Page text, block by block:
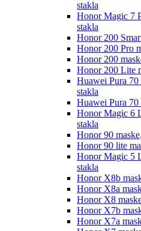
stakla
Honor Magic 7
stakla
Honor 200
Honor 200 Pro
Honor 200
Honor 200 Lite
Huawei Pura 70
stakla
Huawei Pura 70
Honor Magic 6
stakla
Honor 90
Honor 90 lite
Honor Magic 5
stakla
Honor X8b
Honor X8a
Honor X8
Honor X7b
Honor X7a